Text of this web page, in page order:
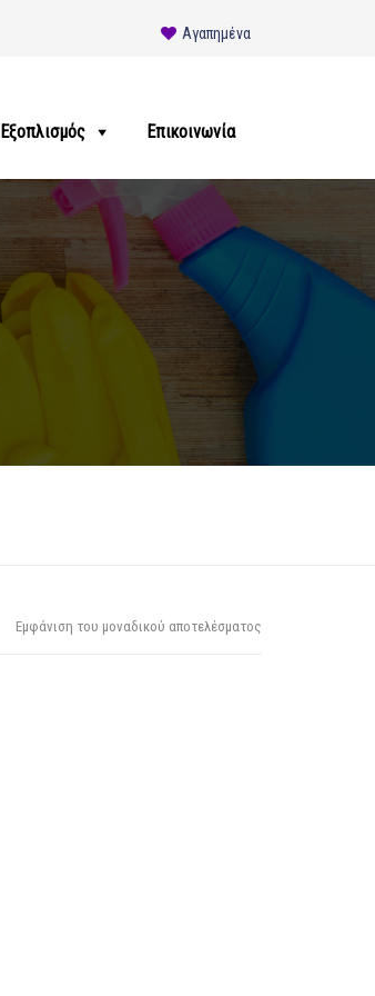
Αγαπημένα
Εξοπλισμός Επικοινωνία
Εμφάνιση του μοναδικού αποτελέσματος